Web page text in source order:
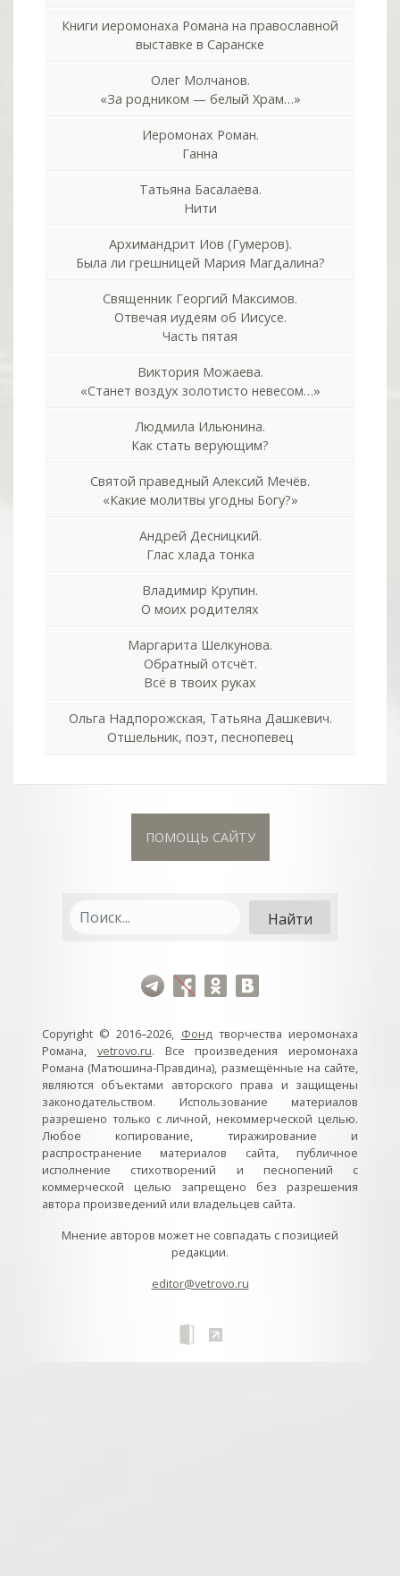
Книги иеромонаха Романа на православной
выставке в Саранске
Олег Молчанов.
«За родником — белый Храм…»
Иеромонах Роман.
Ганна
Татьяна Басалаева.
Нити
Архимандрит Иов (Гумеров).
Была ли грешницей Мария Магдалина?
Священник Георгий Максимов.
Отвечая иудеям об Иисусе.
Часть пятая
Виктория Можаева.
«Станет воздух золотисто невесом…»
Людмила Ильюнина.
Как стать верующим?
Святой праведный Алексий Мечёв.
«Какие молитвы угодны Богу?»
Андрей Десницкий.
Глас хлада тонка
Владимир Крупин.
О моих родителях
Маргарита Шелкунова.
Обратный отсчёт.
Всё в твоих руках
Ольга Надпорожская, Татьяна Дашкевич.
Отшельник, поэт, песнопевец
ПОМОЩЬ САЙТУ
Copyright © 2016–2026, Фондтворчества иеромонаха
Романа, vetrovo.ru. Все произведения иеромонаха
Романа (Матюшина-Правдина), размещённые на сайте,
являются объектами авторского права и защищены
законодательством. Использование материалов
разрешено только с личной, некоммерческой целью.
Любое копирование, тиражирование и
распространение материалов сайта, публичное
исполнение стихотворений и песнопений с
коммерческой целью запрещено без разрешения
автора произведений или владельцев сайта.
Мнение авторов может не совпадать с позицией
редакции.
editor@vetrovo.ru